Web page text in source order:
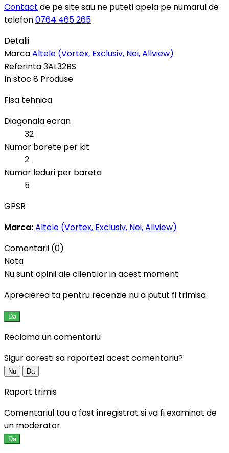
Contact de pe site sau ne puteti apela pe numarul de
telefon0764 465 265
Detalii
MarcaAltele (Vortex, Exclusiv, Nei, Allview)
Referinta3AL32BS
In stoc 8 Produse
Fisa tehnica
Diagonala ecran
32
Numar barete per kit
2
Numar leduri per bareta
5
GPSR
Marca:Altele (Vortex, Exclusiv, Nei, Allview)
Comentarii (0)
Nota
Nu sunt opinii ale clientilor in acest moment.
Aprecierea ta pentru recenzie nu a putut fi trimisa
Da
Reclama un comentariu
Sigur doresti sa raportezi acest comentariu?
Nu Da
Raport trimis
Comentariul tau a fost inregistrat si va fi examinat de
un moderator.
Da